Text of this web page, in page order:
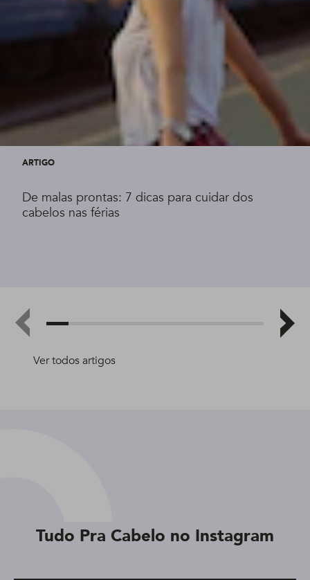
Ver todos artigos
ARTIGO
De malas prontas: 7 dicas para cuidar dos
cabelos nas férias
Tudo Pra Cabelo no Instagram